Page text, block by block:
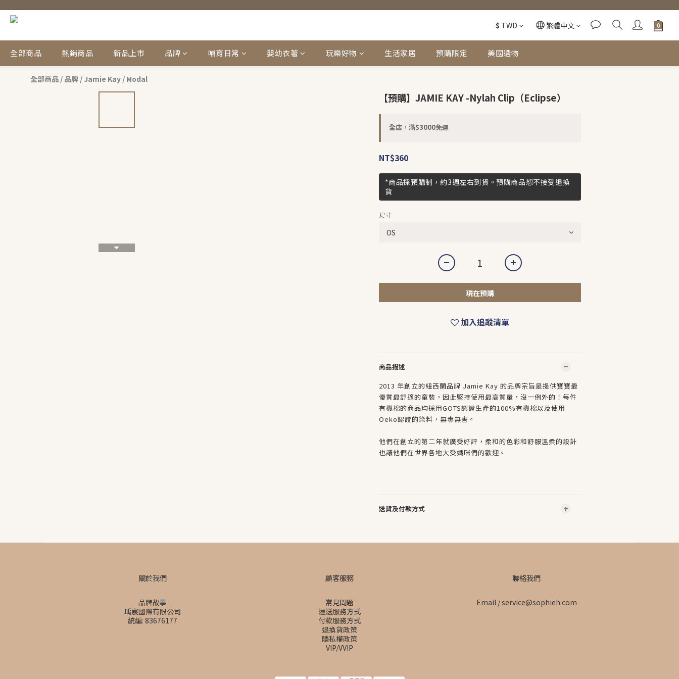
$ TWD 繁體中文
全部商品 熱銷商品 新品上市 品牌 哺育日常 嬰幼衣著 玩樂好物 生活家居 預購限定 美國選物
全部商品 / 品牌 / Jamie Kay / Modal
【預購】JAMIE KAY -Nylah Clip（Eclipse）
全店，滿$3000免運
NT$360
*商品採預購制，約3週左右到貨。預購商品恕不接受退換
貨
尺寸
現在預購
加入追蹤清單
商品描述
2013 年創立的紐西蘭品牌 Jamie Kay 的品牌宗旨是提供寶寶最
優質最舒適的童裝，因此堅持使用最高質量，沒一例外的！每件
有機棉的商品均採用GOTS認證生產的100%有機棉以及使用
Oeko認證的染料，無毒無害。
他們在創立的第二年就廣受好評，柔和的色彩和舒服溫柔的設計
也讓他們在世界各地大受媽咪們的歡迎。
送貨及付款方式
關於我們
品牌故事
瑀宸國際有限公司
統編: 83676177
顧客服務
常見問題
運送服務方式
付款服務方式
退換貨政策
隱私權政策
VIP/VVIP
聯絡我們
Email / service@sophieh.com